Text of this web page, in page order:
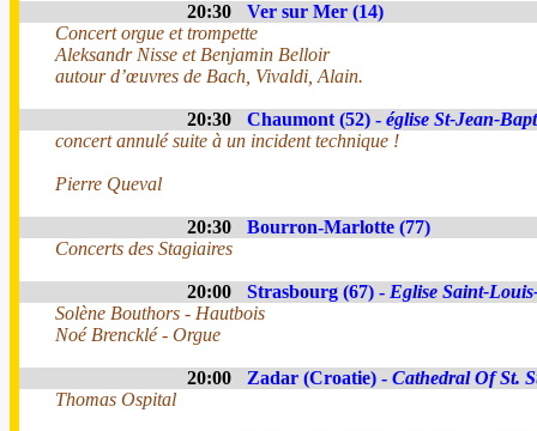
20:30
Ver sur Mer (14)
Concert orgue et trompette
Aleksandr Nisse et Benjamin Belloir
autour d’œuvres de Bach, Vivaldi, Alain.
20:30 Chaumont (52) - église St-Jean-
concert annulé suite à un incident technique !
Pierre Queval
20:30
Bourron-Marlotte (77)
Concerts des Stagiaires
20:00 Strasbourg (67) - Eglise Saint-
Solène Bouthors - Hautbois
Noé Brencklé - Orgue
20:00 Zadar (Croatie) - Cathedral Of St.
Thomas Ospital